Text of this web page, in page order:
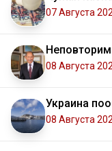
07 Августа
08 Августа
Украина
08 Августа